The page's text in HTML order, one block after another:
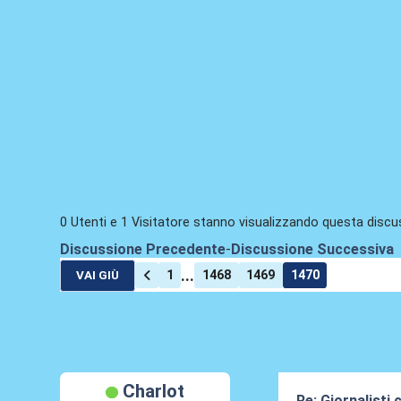
0 Utenti e 1 Visitatore stanno visualizzando questa
Discussione Precedente- Discussione Successiva
VAI GIÙ 1 ... 1468 1469 1470
Charlot